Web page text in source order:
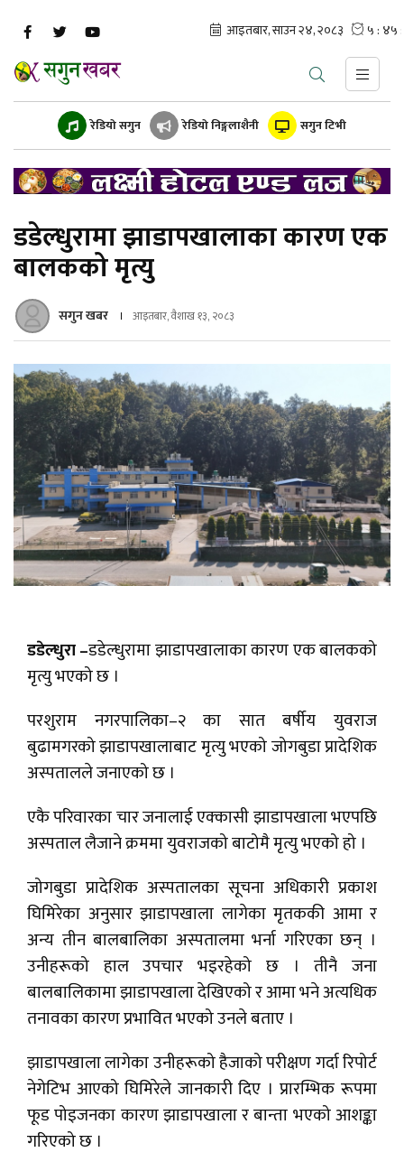
रेडियो सगुन रेडियो निङ्गलाशैनी सगुन टिभी
डडेल्धुरामा झाडापखालाका कारण एक
बालकको मृत्यु
सगुन खबर आइतबार, वैशाख १३, २०८३
डडेल्धुरा –डडेल्धुरामा झाडापखालाका कारण एक बालकको
मृत्यु भएको छ ।
परशुराम नगरपालिका–२ का सात बर्षीय युवराज
बुढामगरको झाडापखालाबाट मृत्यु भएको जोगबुडा प्रादेशिक
अस्पतालले जनाएको छ ।
एकै परिवारका चार जनालाई एक्कासी झाडापखाला भएपछि
अस्पताल लैजाने क्रममा युवराजको बाटोमै मृत्यु भएको हो ।
जोगबुडा प्रादेशिक अस्पतालका सूचना अधिकारी प्रकाश
घिमिरेका अनुसार झाडापखाला लागेका मृतककी आमा र
अन्य तीन बालबालिका अस्पतालमा भर्ना गरिएका छन् ।
उनीहरूको हाल उपचार भइरहेको छ । तीनै जना
बालबालिकामा झाडापखाला देखिएको र आमा भने अत्यधिक
तनावका कारण प्रभावित भएको उनले बताए ।
झाडापखाला लागेका उनीहरूको हैजाको परीक्षण गर्दा रिपोर्ट
नेगेटिभ आएको घिमिरेले जानकारी दिए । प्रारम्भिक रूपमा
फूड पोइजनका कारण झाडापखाला र बान्ता भएको आशङ्का
गरिएको छ ।